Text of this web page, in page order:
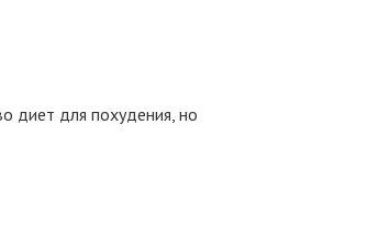
диет для похудения, но